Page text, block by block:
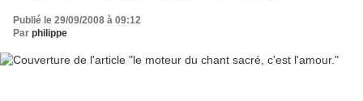
Publié le 29/09/2008 à 09:12
Par philippe